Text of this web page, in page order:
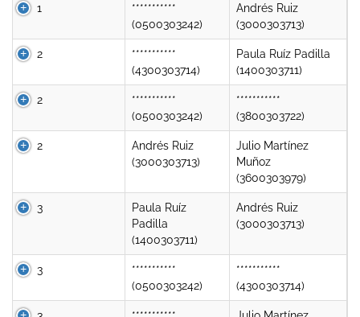
1
***********
(0500303242)
Andrés Ruiz
(3000303713)
2
***********
(4300303714)
Paula Ruíz Padilla
(1400303711)
2
***********
(0500303242)
***********
(3800303722)
2
Andrés Ruiz
(3000303713)
Julio Martínez
Muñoz
(3600303979)
3
Paula Ruíz
Padilla
(1400303711)
Andrés Ruiz
(3000303713)
3
***********
(0500303242)
***********
(4300303714)